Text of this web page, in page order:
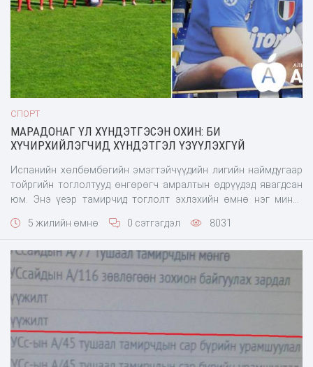
СПОРТ
МАРАДОНАГ ҮЛ ХҮНДЭТГЭСЭН ОХИН: БИ
ХҮЧИРХИЙЛЭГЧИД ХҮНДЭТГЭЛ ҮЗҮҮЛЭХГҮЙ
Испанийн хөлбөмбөгийн эмэгтэйчүүдийн лигийн наймдугаар
тойргийн тоглолтууд өнгөрөгч амралтын өдрүүдэд явагдсан
юм. Энэ үеэр тамирчид тоглолт эхлэхийн өмнө нэг минут
тамирчин Диего Марадонад хүндэтгэл үзүүлжээ. Гэвч
үйлдлийг эсэргүүцэж, буруу харж суусан аж. Учир нь тэрбээр
Марадонаг хүч
5 жилийн өмнө 0 сэтгэгдэл 8031